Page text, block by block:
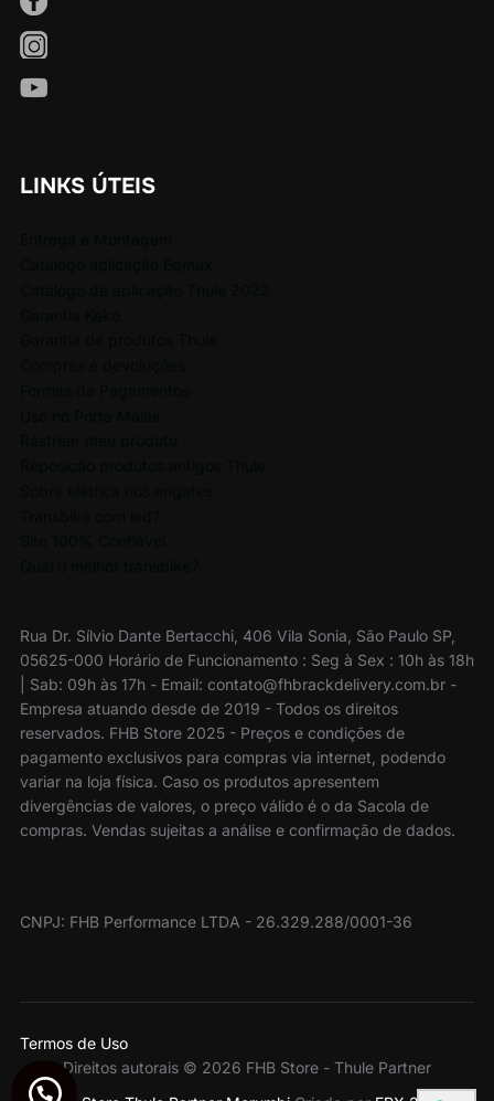
LINKS ÚTEIS
Rua Dr. Sílvio Dante Bertacchi, 406 Vila Sonia, São Paulo SP,
05625-000 Horário de Funcionamento : Seg à Sex : 10h às 18h
| Sab: 09h às 17h - Email: contato@fhbrackdelivery.com.br -
Empresa atuando desde de 2019 - Todos os direitos
reservados. FHB Store 2025 - Preços e condições de
pagamento exclusivos para compras via internet, podendo
variar na loja física. Caso os produtos apresentem
divergências de valores, o preço válido é o da Sacola de
compras. Vendas sujeitas a análise e confirmação de dados.
CNPJ: FHB Performance LTDA - 26.329.288/0001-36
Termos de Uso
Direitos autorais © 2026 FHB Store - Thule Partner